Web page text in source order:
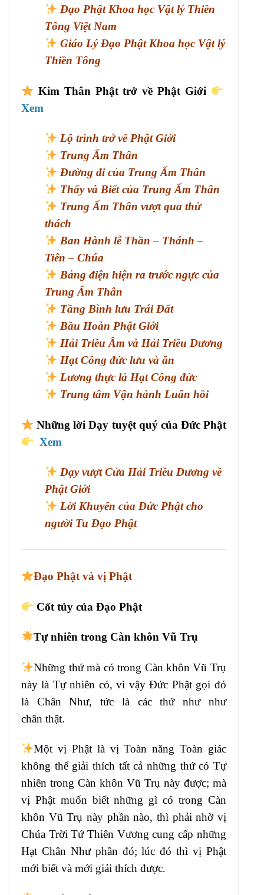
Đạo Phật Khoa học Vật lý Thiền
Tông Việt Nam
Giáo Lý Đạo Phật Khoa học Vật lý
Thiền Tông
Kim Thân Phật trở về Phật Giới
Xem
Lộ trình trở về Phật Giới
Trung Ấm Thân
Đường đi của Trung Ấm Thân
Thấy và Biết của Trung Ấm Thân
Trung Ấm Thân vượt qua thử
thách
Ban Hành lễ Thần – Thánh –
Tiên – Chúa
Bảng điện hiện ra trước ngực của
Trung Ấm Thân
Tầng Bình lưu Trái Đất
Bầu Hoàn Phật Giới
Hải Triều Âm và Hải Triều Dương
Hạt Công đức lưu và ăn
Lương thực là Hạt Công đức
Trung tâm Vận hành Luân hồi
Những lời Dạy tuyệt quý của Đức Phật
Xem
Dạy vượt Cửa Hải Triều Dương về
Phật Giới
Lời Khuyên của Đức Phật cho
người Tu Đạo Phật
Đạo Phật và vị Phật
Cốt tủy của Đạo Phật
Tự nhiên trong Càn khôn Vũ Trụ
Những thứ mà có trong Càn khôn Vũ Trụ
này là Tự nhiên có, vì vậy Đức Phật gọi đó
là Chân Như,tức là các thứ như như
chân thật.
Một vị Phật là vị Toàn năng Toàn giác
không thể giải thích tấtcả những thứ có Tự
nhiên trong Càn khôn Vũ Trụ này được; mà
vị Phật muốn biết những gì cótrong Càn
khôn Vũ Trụ này phần nào, thì phải nhờ vị
Chúa Trời Tứ Thiên Vươngcung cấp những
Hạt Chân Như phần đó; lúcđó thì vị Phật
mới biết và mới giải thích được.